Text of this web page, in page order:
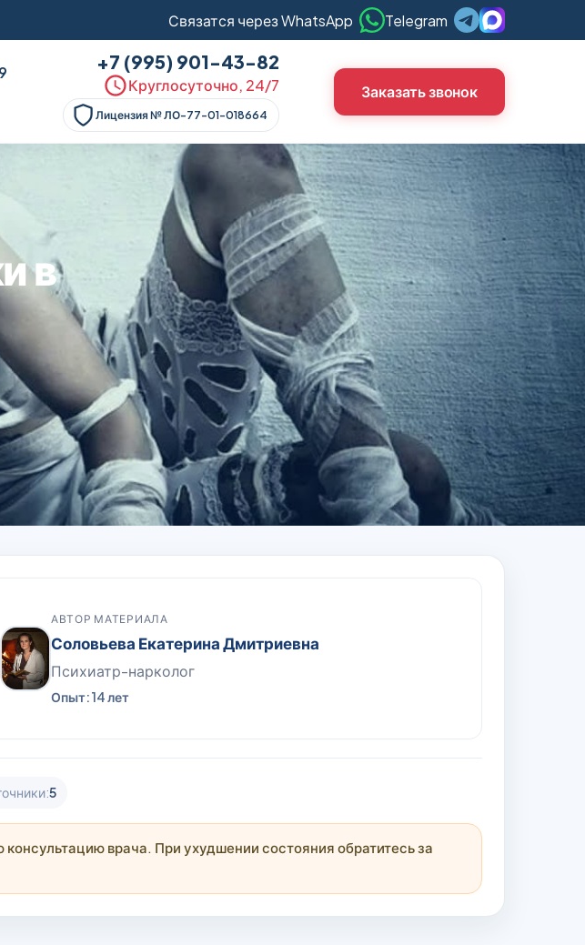
Связатся через WhatsApp Telegram
+7 (995) 901-43-82
Круглосуточно, 24/7
Лицензия № ЛО-77-01-018664
Заказать звонок
в
АВТОР МАТЕРИАЛА
Соловьева Екатерина Дмитриевна
Психиатр-нарколог
Опыт: 14 лет
5
врача. При ухудшении состояния обратитесь за